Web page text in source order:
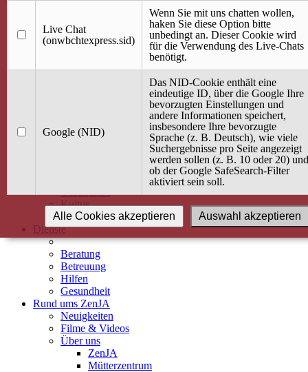
Terminkalender
Gemeinsam aktiv
Gemeinsam unterwegs
wirFAIRändern
Angebot / Kurs suchen
Babybauch & Elternschaft
Gesundheit
Kultur
Alle Kurse
Dienste
Beratung
Betreuung
Hilfen
Gesundheit
Rund ums ZenJA
Neuigkeiten
Filme & Videos
Über uns
ZenJA
Mütterzentrum
Live Chat
(onwbchtexpress.sid)
Wenn Sie mit uns chatten wollen,
haken Sie diese Option bitte
unbedingt an. Dieser Cookie wird
für die Verwendung des Live-Chats
benötigt.
Google (NID)
Das NID-Cookie enthält eine
eindeutige ID, über die Google Ihre
bevorzugten Einstellungen und
andere Informationen speichert,
insbesondere Ihre bevorzugte
Sprache (z. B. Deutsch), wie viele
Suchergebnisse pro Seite angezeigt
werden sollen (z. B. 10 oder 20) und
ob der Google SafeSearch-Filter
aktiviert sein soll.
Auswahl akzeptieren
Alle Cookies akzeptieren